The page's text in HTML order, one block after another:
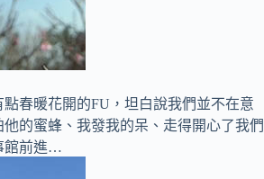
春暖花開的FU，坦白說我們並不在意
的蜜蜂、我發我的呆、走得開心了我們
館前進…